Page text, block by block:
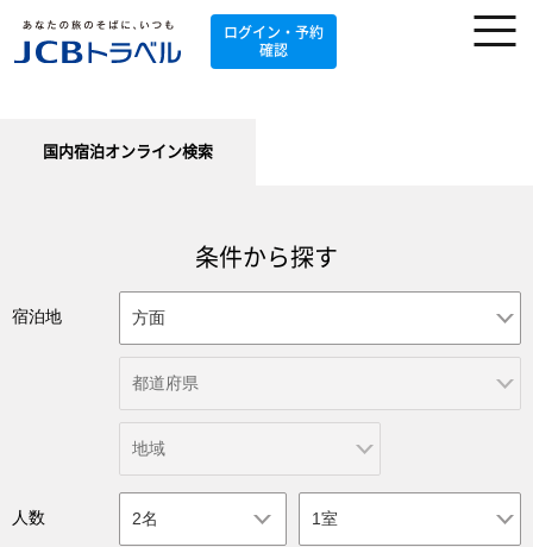
ログイン・予約
確認
国内宿泊オンライン検索
条件から探す
宿泊地
人数 2名